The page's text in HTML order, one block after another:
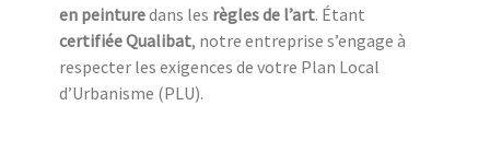
en peinturedans les règles de l’art. Étant
certifiée Qualibat, notre entreprise s’engage à
respecter les exigences de votre Plan Local
d’Urbanisme (PLU).